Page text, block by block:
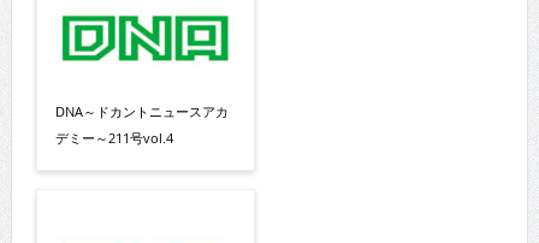
DNA～ドカントニュースアカ
デミー～211号vol.4